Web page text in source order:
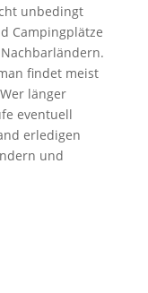
unbedingt
Campingplätze
findet meist
länger
eventuell
erledigen
und